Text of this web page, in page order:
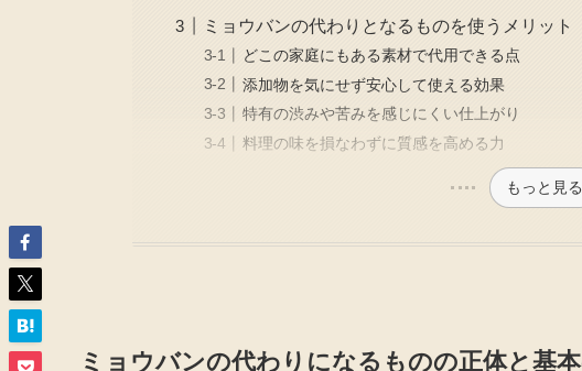
ミョウバンの代わりとなるものを使うメリット
どこの家庭にもある素材で代用できる点
添加物を気にせず安心して使える効果
特有の渋みや苦みを感じにくい仕上がり
料理の味を損なわずに質感を高める力
もっと見る
ミョウバンの代わりになるものの正体と基